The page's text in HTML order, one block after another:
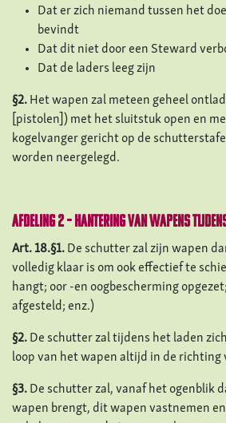
Dat er zich niemand tussen het
bevindt
Dat dit niet door een Steward
Dat de laders leeg zijn
§2. Het wapen zal meteen geheel
[pistolen]) met het sluitstuk open en
kogelvanger gericht op de
worden neergelegd.
Afdeling 2 – Hantering van wapens
Art. 18.§1. De schutter zal zijn wapen
volledig klaar is om ook effectief te
hangt; oor -en oogbescherming
afgesteld; enz.)
§2. De schutter zal tijdens het laden
loop van het wapen altijd in de richting
§3. De schutter zal, vanaf het ogenblik
wapen brengt, dit wapen vastnemen